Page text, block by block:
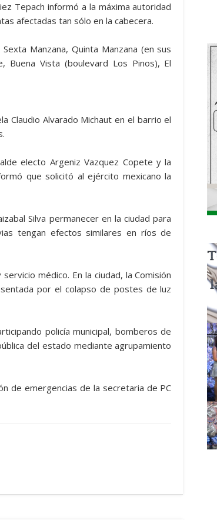
Tepach informó a la máxima autoridad
afectadas tan sólo en la cabecera.
Manzana, Quinta Manzana (en sus
Buena Vista (boulevard Los Pinos), El
Claudio Alvarado Michaut en el barrio el
electo Argeniz Vazquez Copete y la
que solicitó al ejército mexicano la
Silva permanecer en la ciudad para
tengan efectos similares en ríos de
médico. En la ciudad, la Comisión
por el colapso de postes de luz
policía municipal, bomberos de
del estado mediante agrupamiento
de emergencias de la secretaria de PC